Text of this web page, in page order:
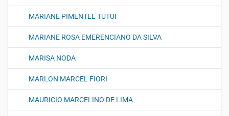
MARIANE PIMENTEL TUTUI
MARIANE ROSA EMERENCIANO DA SILVA
MARISA NODA
MARLON MARCEL FIORI
MAURICIO MARCELINO DE LIMA